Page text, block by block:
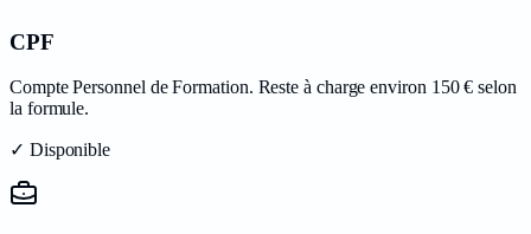
CPF
Compte Personnel de Formation. Reste à charge environ 150 € selon
la formule.
✓ Disponible